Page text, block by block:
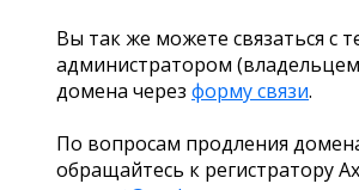
Вы так же можете связаться с
администратором
домена через форму связи.
По вопросам продления
обращайтесь к регистратору